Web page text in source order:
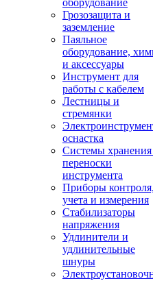
оборудование
Грозозащита и
заземление
Паяльное
оборудование,
и аксессуары
Инструмент для
работы с кабелем
Лестницы и
стремянки
оснастка
Системы
переноски
инструмента
Приборы контроля,
учета и измерения
Стабилизаторы
напряжения
Удлинители и
удлинительные
шнуры